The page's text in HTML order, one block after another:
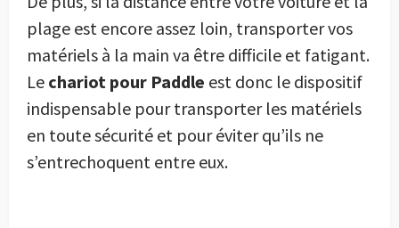
plage est encore assez loin, transporter vos
matériels à la main va être difficile et fatigant.
Le chariot pour Paddle est donc le dispositif
indispensable pour transporter les matériels
en toute sécurité et pour éviter qu’ils ne
s’entrechoquent entre eux.